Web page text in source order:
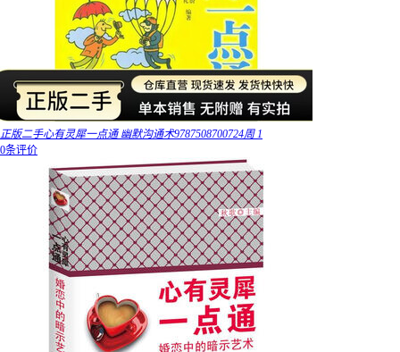
正版二手心有灵犀一点通 幽默沟通术9787508700724周 1
0条评价